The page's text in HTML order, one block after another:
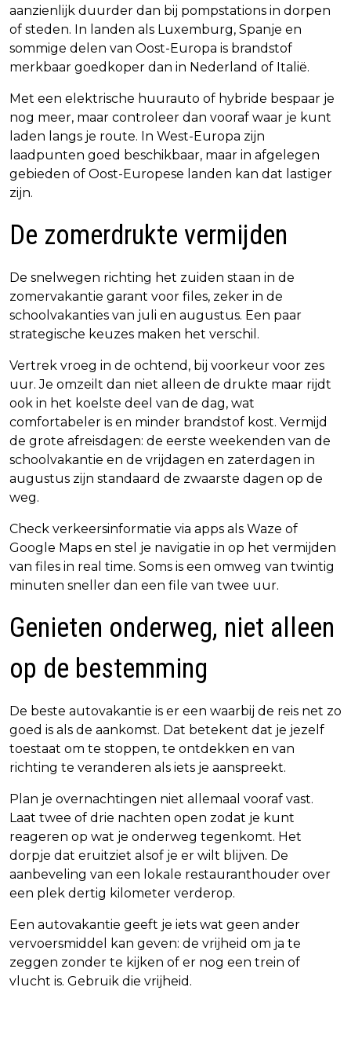
aanzienlijk duurder dan bij pompstations in dorpen
of steden. In landen als Luxemburg, Spanje en
sommige delen van Oost-Europa is brandstof
merkbaar goedkoper dan in Nederland of Italië.
Met een elektrische huurauto of hybride bespaar je
nog meer, maar controleer dan vooraf waar je kunt
laden langs je route. In West-Europa zijn
laadpunten goed beschikbaar, maar in afgelegen
gebieden of Oost-Europese landen kan dat lastiger
zijn.
De zomerdrukte vermijden
De snelwegen richting het zuiden staan in de
zomervakantie garant voor files, zeker in de
schoolvakanties van juli en augustus. Een paar
strategische keuzes maken het verschil.
Vertrek vroeg in de ochtend, bij voorkeur voor zes
uur. Je omzeilt dan niet alleen de drukte maar rijdt
ook in het koelste deel van de dag, wat
comfortabeler is en minder brandstof kost. Vermijd
de grote afreisdagen: de eerste weekenden van de
schoolvakantie en de vrijdagen en zaterdagen in
augustus zijn standaard de zwaarste dagen op de
weg.
Check verkeersinformatie via apps als Waze of
Google Maps en stel je navigatie in op het vermijden
van files in real time. Soms is een omweg van twintig
minuten sneller dan een file van twee uur.
Genieten onderweg, niet alleen
op de bestemming
De beste autovakantie is er een waarbij de reis net zo
goed is als de aankomst. Dat betekent dat je jezelf
toestaat om te stoppen, te ontdekken en van
richting te veranderen als iets je aanspreekt.
Plan je overnachtingen niet allemaal vooraf vast.
Laat twee of drie nachten open zodat je kunt
reageren op wat je onderweg tegenkomt. Het
dorpje dat eruitziet alsof je er wilt blijven. De
aanbeveling van een lokale restauranthouder over
een plek dertig kilometer verderop.
Een autovakantie geeft je iets wat geen ander
vervoersmiddel kan geven: de vrijheid om ja te
zeggen zonder te kijken of er nog een trein of
vlucht is. Gebruik die vrijheid.